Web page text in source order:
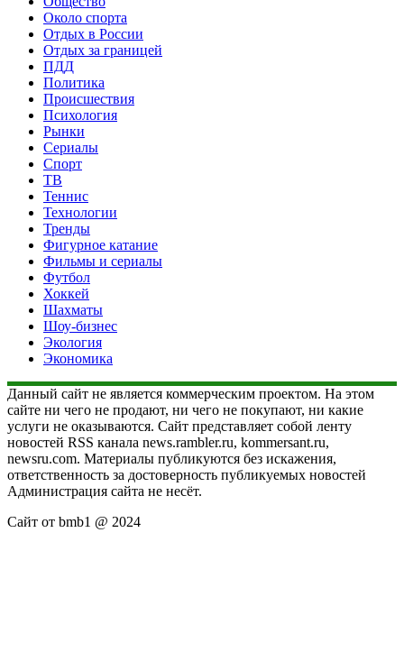
Около спорта
Отдых в России
Отдых за границей
ПДД
Политика
Происшествия
Психология
Рынки
Сериалы
Спорт
ТВ
Теннис
Технологии
Тренды
Фигурное катание
Фильмы и сериалы
Футбол
Хоккей
Шахматы
Шоу-бизнес
Экология
Экономика
Данный сайт не является коммерческим проектом. На этом
сайте ни чего не продают, ни чего не покупают, ни какие
услуги не оказываются. Сайт представляет собой ленту
новостей RSS канала news.rambler.ru, kommersant.ru,
newsru.com. Материалы публикуются без искажения,
ответственность за достоверность публикуемых новостей
Администрация сайта не несёт.
Сайт от bmb1 @ 2024